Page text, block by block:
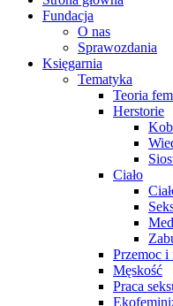
Fundacja
O nas
Sprawozdania
Księgarnia
Tematyka
Teoria
Herstorie
Ciało
Przemoc i
Męskość
Praca